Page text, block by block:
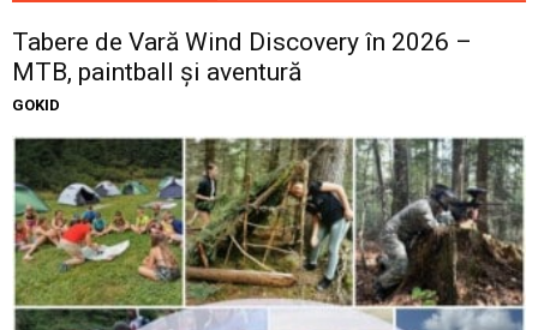
Tabere de Vară Wind Discovery în 2026 –
MTB, paintball și aventură
GOKID